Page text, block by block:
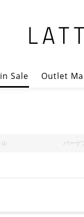
Sale Outlet
バーゲ